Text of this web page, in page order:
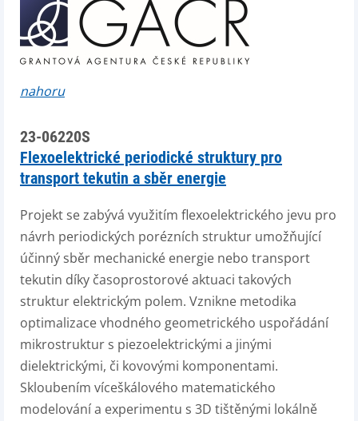
nahoru
23-06220S
Flexoelektrické periodické struktury pro
transport tekutin a sběr energie
Projekt se zabývá využitím flexoelektrického jevu pro
návrh periodických porézních struktur umožňující
účinný sběr mechanické energie nebo transport
tekutin díky časoprostorové aktuaci takových
struktur elektrickým polem. Vznikne metodika
optimalizace vhodného geometrického uspořádání
mikrostruktur s piezoelektrickými a jinými
dielektrickými, či kovovými komponentami.
Skloubením víceškálového matematického
modelování a experimentu s 3D tištěnými lokálně